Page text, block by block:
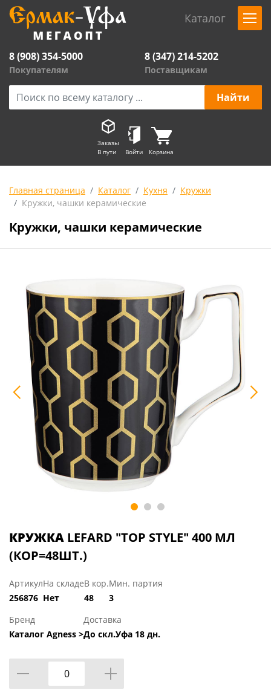
Каталог
8 (908) 354-5000
Покупателям
8 (347) 214-5202
Поставщикам
Заказы
В пути
Войти Корзина
Главная страница Каталог Кухня
Кружки
Кружки, чашки керамические
Кружки, чашки керамические
КРУЖКА LEFARD "TOP STYLE" 400 МЛ
(КОР=48ШТ.)
Артикул
256876
На складе
Нет
В кор.
48
Мин. партия
3
Бренд
Каталог Agness >
Доставка
До скл.Уфа 18 дн.